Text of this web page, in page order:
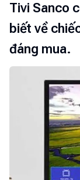
Tivi Sanco
biết về
đáng mua.